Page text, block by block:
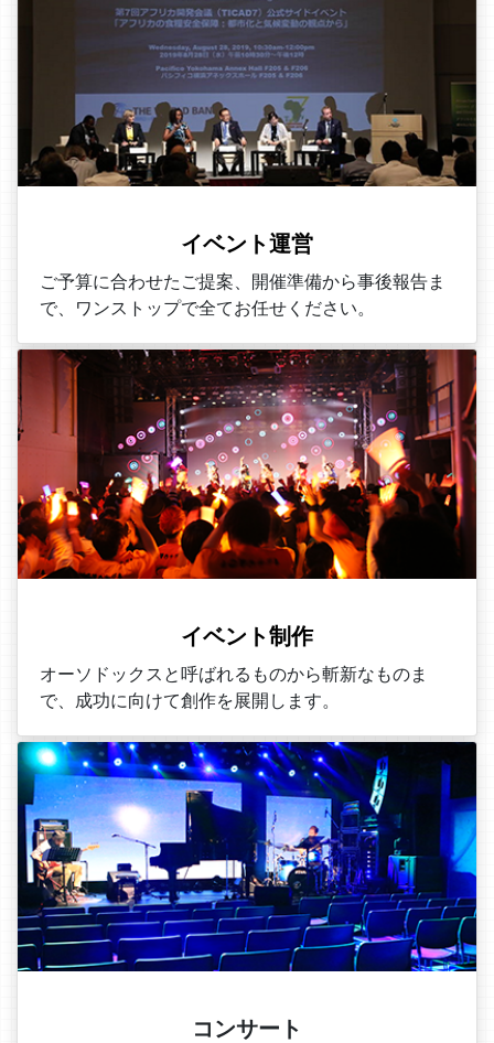
イベント運営
ご予算に合わせたご提案、開催準備から事後報告ま
で、ワンストップで全てお任せください。
イベント制作
オーソドックスと呼ばれるものから斬新なものま
で、成功に向けて創作を展開します。
コンサート